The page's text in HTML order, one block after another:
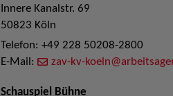
Innere Kanalstr. 69
50823 Köln
Telefon: +49 228 50208-2800
E-Mail:
zav-kv-
Schauspiel Bühne